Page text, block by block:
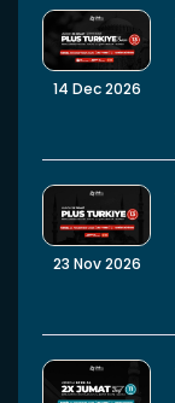
14 Dec 2026
23 Nov 2026